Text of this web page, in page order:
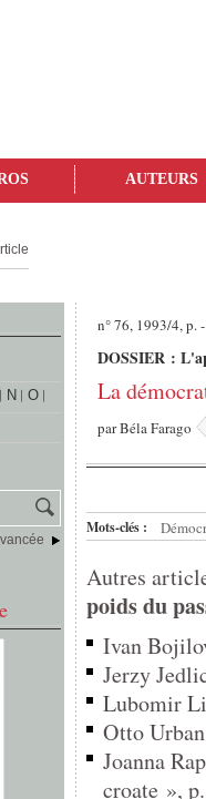
AUTEURS
N
O
n° 76, 1993/4, p. -
DOSSIER :
La
parBéla Farago
Mots-clés :
Autres
poids du
Ivan
Jerzy
Lubomir
Otto
Joanna
croate »,